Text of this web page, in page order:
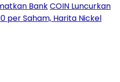
BankCOIN Luncurkan
per Saham, Harita Nickel